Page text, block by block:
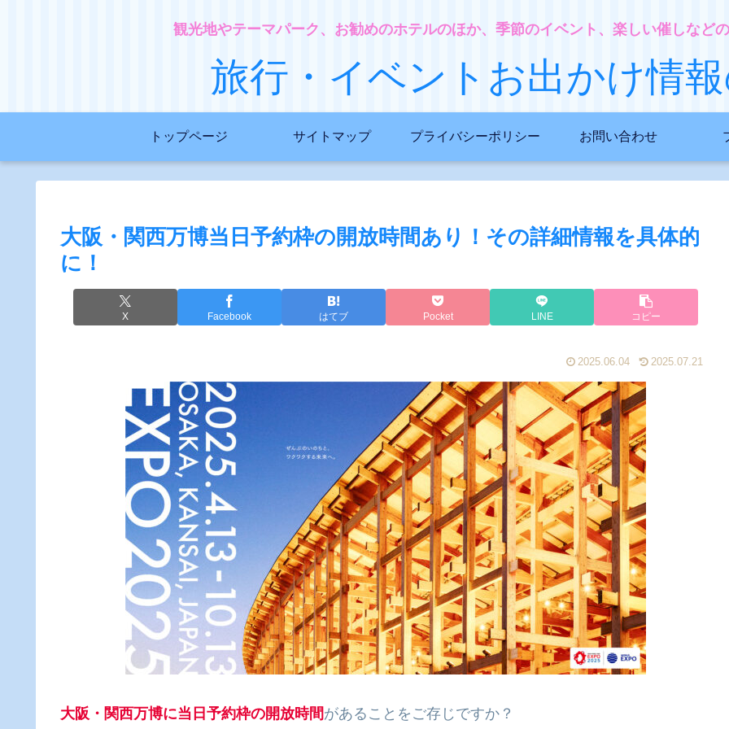
観光地やテーマパーク、お勧めのホテルのほか、季節のイベント、楽しい催しなど
旅行・イベントお出かけ情
トップページ サイトマップ プライバシーポリシー お問い合わせ
大阪・関西万博当日予約枠の開放時間あり！その詳細情報を具体的
に！
X Facebook はてブ Pocket LINE コピー
2025.06.04 2025.07.21
大阪・関西万博に当日予約枠の開放時間があることをご存じですか？